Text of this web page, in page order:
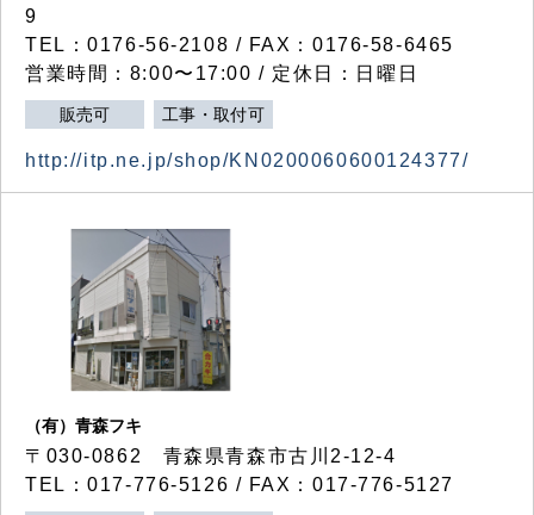
9
TEL：0176-56-2108 / FAX：0176-58-6465
営業時間：8:00〜17:00 / 定休日：日曜日
販売可 工事・取付可
http://itp.ne.jp/shop/KN0200060600124377/
（有）青森フキ
〒030-0862 青森県青森市古川2-12-4
TEL：017-776-5126 / FAX：017-776-5127